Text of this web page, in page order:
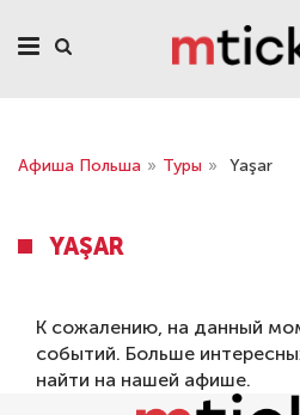
Афиша Польша » Туры » Yaşar
YAŞAR
К сожалению, на данный
событий. Больше
найти на нашей афише.